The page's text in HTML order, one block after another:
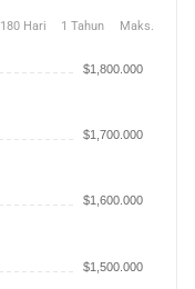
180 Hari 1 Tahun Maks.
$1,500.000
$1,600.000
$1,700.000
$1,800.000